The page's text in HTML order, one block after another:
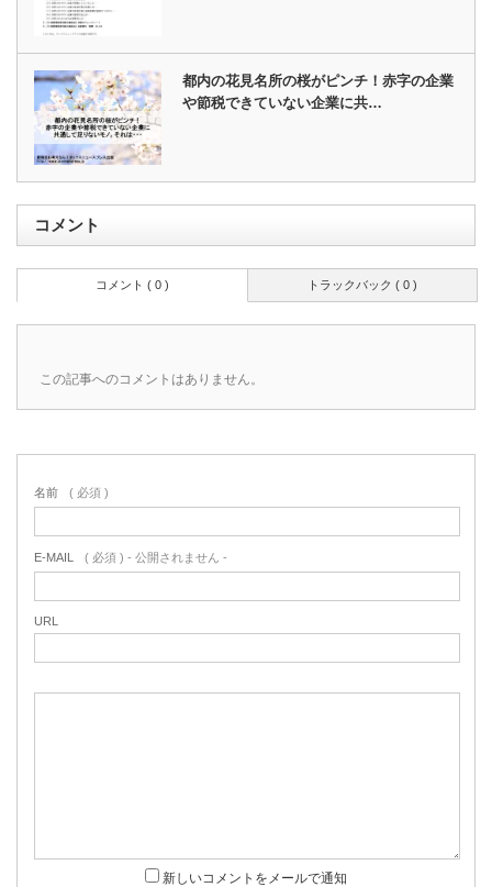
都内の花見名所の桜がピンチ！赤字の企業
や節税できていない企業に共…
コメント
トラックバック ( 0 )
コメント ( 0 )
この記事へのコメントはありません。
名前 ( 必須 )
E-MAIL ( 必須 ) - 公開されません -
URL
新しいコメントをメールで通知